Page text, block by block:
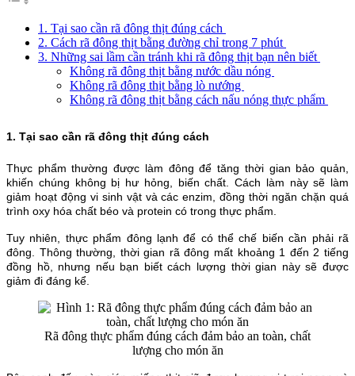
1. Tại sao cần rã đông thịt đúng cách
2. Cách rã đông thịt bằng đường chỉ trong 7 phút
3. Những sai lầm cần tránh khi rã đông thịt bạn nên biết
Không rã đông thịt bằng nước dầu nóng
Không rã đông thịt bằng lò nướng
Không rã đông thịt bằng cách nấu nóng thực phẩm
1. Tại sao cần rã đông thịt đúng cách
Thực phẩm thường được làm đông để tăng thời gian bảo quản,
khiến chúng không bị hư hỏng, biến chất. Cách làm này sẽ làm
giảm hoạt động vi sinh vật và các enzim, đồng thời ngăn chặn quá
trình oxy hóa chất béo và protein có trong thực phẩm.
Tuy nhiên, thực phẩm đông lạnh để có thể chế biến cần phải rã
đông. Thông thường, thời gian rã đông mất khoảng 1 đến 2 tiếng
đồng hồ, nhưng nếu bạn biết cách lượng thời gian này sẽ được
giảm đi đáng kể.
Rã đông thực phẩm đúng cách đảm bảo an toàn, chất
lượng cho món ăn